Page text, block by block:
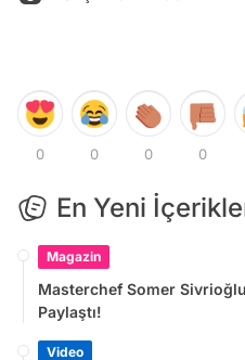
0 0 0 0
En Yeni
Magazin
Masterchef Somer
Paylaştı!
Video